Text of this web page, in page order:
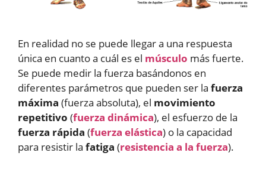
En realidad no se puede llegar a una respuesta
única en cuanto a cuál es el músculo más fuerte.
Se puede medir la fuerza basándonos en
diferentes parámetros que pueden ser la fuerza
máxima (fuerza absoluta), el movimiento
repetitivo (fuerza dinámica), el esfuerzo de la
fuerza rápida (fuerza elástica) o la capacidad
para resistir la fatiga (resistencia a la fuerza).